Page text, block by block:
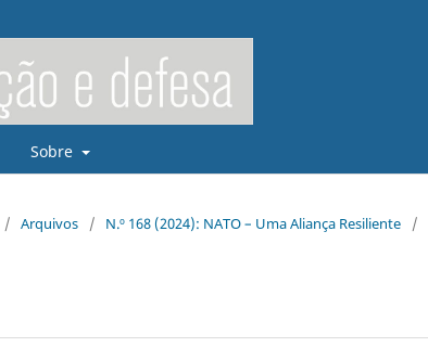
Sobre
/ Arquivos / N.º 168 (2024): NATO – Uma Aliança Resiliente /